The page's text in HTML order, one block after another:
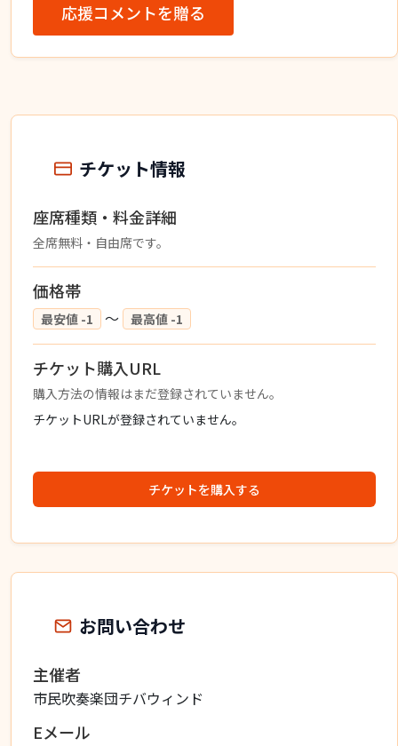
応援コメントを贈る
チケット情報
座席種類・料金詳細
全席無料・自由席です。
価格帯
最安値 -1 〜 最高値 -1
チケット購入URL
購入方法の情報はまだ登録されていません。
チケットURLが登録されていません。
チケットを購入する
お問い合わせ
主催者
市民吹奏楽団チバウィンド
Eメール